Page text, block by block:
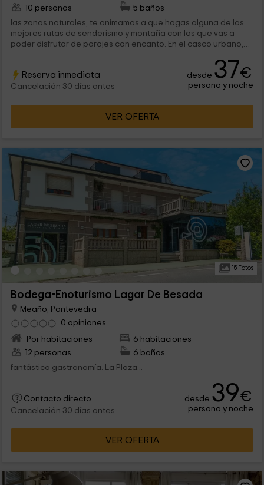
10 personas
5 baños
las zonas naturales, te animamos a que hagas alguna de las
mejores rutas de senderismo y montaña con las que vas a
poder disfrutar de parajes con encanto. En el casco urbano,
Reserva inmediata
Cancelación 30 días antes
desde 37€
persona y noche
VER OFERTA
15 Fotos
Bodega-Enoturismo Lagar De Besada
Meaño, Pontevedra
0 opiniones
Por habitaciones
6 habitaciones
12 personas
6 baños
fantástica gastronomía. La Plaza...
Contacto directo
Cancelación 30 días antes
desde 39€
persona y noche
VER OFERTA